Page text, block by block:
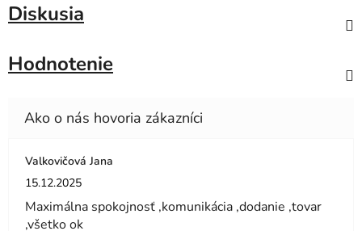
Diskusia
Hodnotenie
Valkovičová Jana
Hodnotenie obchodu je 5 z 5 hviezdičiek.
15.12.2025
Maximálna spokojnosť ,komunikácia ,dodanie ,tovar
,všetko ok